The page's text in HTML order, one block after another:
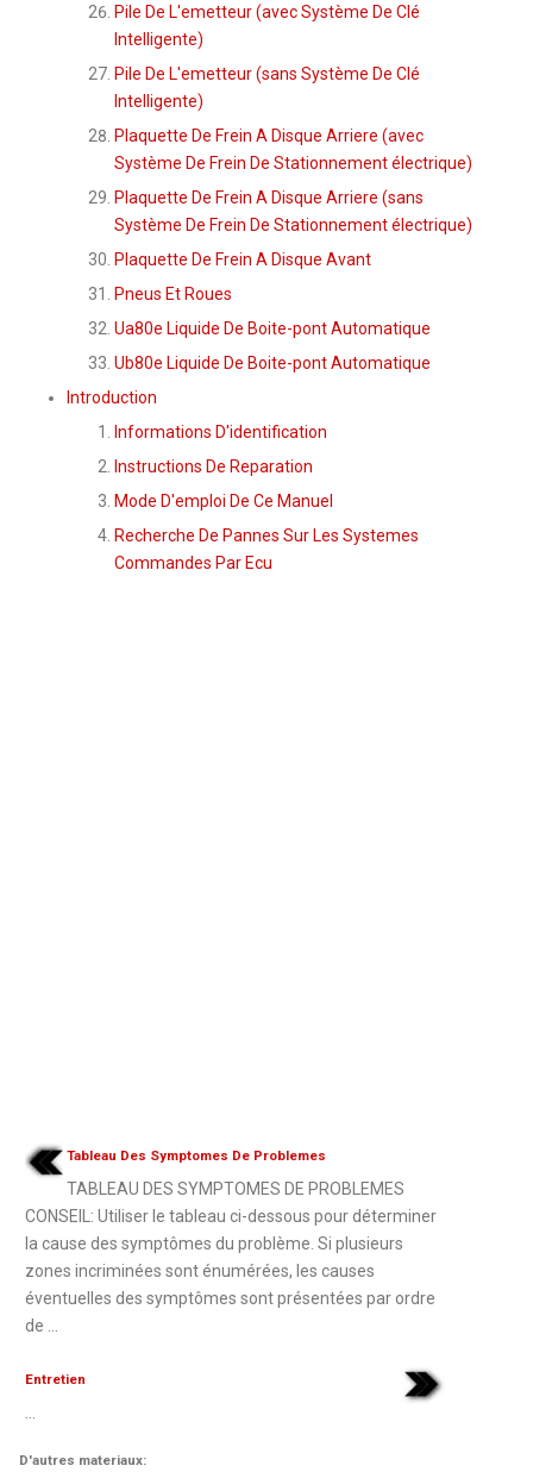
Pile De L'emetteur (avec Système De Clé
Intelligente)
Pile De L'emetteur (sans Système De Clé
Intelligente)
Plaquette De Frein A Disque Arriere (avec
Système De Frein De Stationnement électrique)
Plaquette De Frein A Disque Arriere (sans
Système De Frein De Stationnement électrique)
Plaquette De Frein A Disque Avant
Pneus Et Roues
Ua80e Liquide De Boite-pont Automatique
Ub80e Liquide De Boite-pont Automatique
Introduction
Informations D'identification
Instructions De Reparation
Mode D'emploi De Ce Manuel
Recherche De Pannes Sur Les Systemes
Commandes Par Ecu
Tableau Des Symptomes De Problemes
TABLEAU DES SYMPTOMES DE PROBLEMES
CONSEIL: Utiliser le tableau ci-dessous pour déterminer
la cause des symptômes du problème. Si plusieurs
zones incriminées sont énumérées, les causes
éventuelles des symptômes sont présentées par ordre
de ...
Entretien
D'autres materiaux: